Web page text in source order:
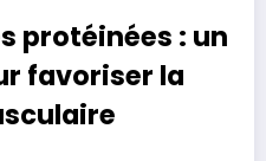
protéinées : un
favoriser la